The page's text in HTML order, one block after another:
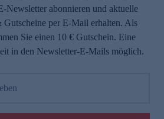
Newsletter abonnieren und aktuelle
Gutscheine per E-Mail erhalten. Als
Sie einen 10 € Gutschein. Eine
in den Newsletter-E-Mails möglich.